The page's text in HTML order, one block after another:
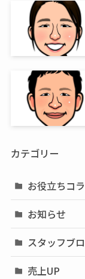
カテゴリー
お役立ちコ
お知らせ
スタッフブ
売上UP